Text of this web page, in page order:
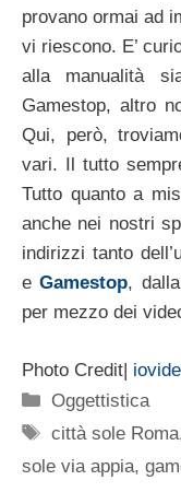
provano ormai ad
vi riescono. E’
alla manualità
Gamestop, altro
Qui, però,
vari. Il tutto
Tutto quanto a
anche nei nostri
indirizzi tanto
eGamestop,
per mezzo dei
Photo Credit|
Categorie
Oggettistica
Tag
città sole Roma
sole via appia,